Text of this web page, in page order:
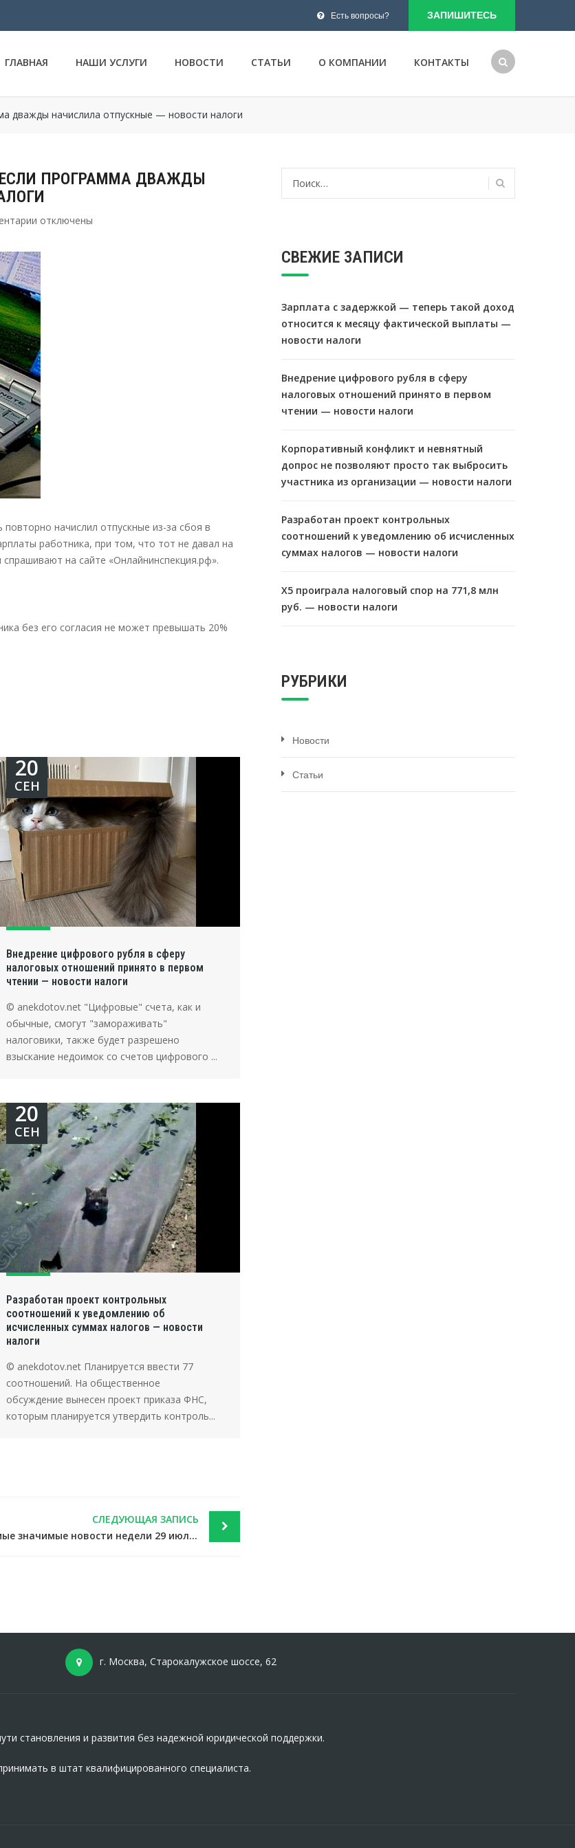
Есть вопросы? ЗАПИШИТЕСЬ
ГЛАВНАЯ НАШИ УСЛУГИ НОВОСТИ СТАТЬИ О КОМПАНИИ КОНТАКТЫ
дважды начислила отпускные — новости налоги
ПРОГРАММА ДВАЖДЫ
к
Можно
ли
удержать
всю
зарплату,
если
программа
дважды
начислила
отпускные
—
новости
налоги
отключены
начислил отпускные из-за сбоя в
работника, при том, что тот не давал на
на сайте «Онлайнинспекция.рф».
без его согласия не может превышать 20%
Внедрение цифрового рубля в сферу
налоговых отношений принято в первом
чтении — новости налоги
20
СЕН
© anekdotov.net "Цифровые" счета, как и
обычные, смогут "замораживать"
налоговики, также будет разрешено
взыскание недоимок со счетов цифрового ...
Разработан проект контрольных
соотношений к уведомлению об
исчисленных суммах налогов — новости
налоги
20
СЕН
© anekdotov.net Планируется ввести 77
соотношений. На общественное
обсуждение вынесен проект приказа ФНС,
которым планируется утвердить контроль...
СЛЕДУЮЩАЯ ЗАПИСЬ
Самые значимые новости недели 29 июля — 2 августа 2019 года — новости налоги
СВЕЖИЕ ЗАПИСИ
Зарплата с задержкой — теперь такой доход
относится к месяцу фактической выплаты —
новости налоги
Внедрение цифрового рубля в сферу
налоговых отношений принято в первом
чтении — новости налоги
Корпоративный конфликт и невнятный
допрос не позволяют просто так выбросить
участника из организации — новости налоги
Разработан проект контрольных
соотношений к уведомлению об исчисленных
суммах налогов — новости налоги
X5 проиграла налоговый спор на 771,8 млн
руб. — новости налоги
РУБРИКИ
Новости
Статьи
г. Москва, Старокалужское шоссе, 62
становления и развития без надежной юридической поддержки.
в штат квалифицированного специалиста.